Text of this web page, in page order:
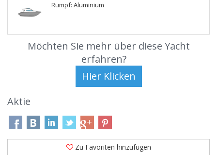
Rumpf: Aluminium
Möchten Sie mehr über diese Yacht
erfahren?
Aktie
Zu Favoriten hinzufügen